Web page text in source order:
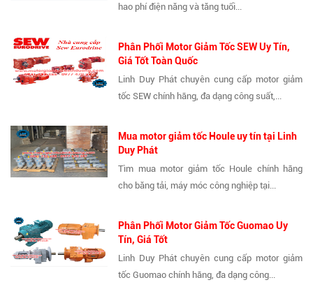
hao phí điện năng và tăng tuổi...
Phân Phối Motor Giảm Tốc SEW Uy Tín,
Giá Tốt Toàn Quốc
Linh Duy Phát chuyên cung cấp motor giảm
tốc SEW chính hãng, đa dạng công suất,...
Mua motor giảm tốc Houle uy tín tại Linh
Duy Phát
Tìm mua motor giảm tốc Houle chính hãng
cho băng tải, máy móc công nghiệp tại...
Phân Phối Motor Giảm Tốc Guomao Uy
Tín, Giá Tốt
Linh Duy Phát chuyên cung cấp motor giảm
tốc Guomao chính hãng, đa dạng công...